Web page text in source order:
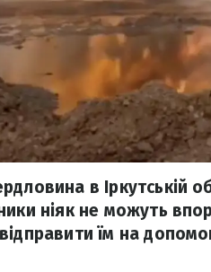
в Іркутській
ніяк не можуть
їм на